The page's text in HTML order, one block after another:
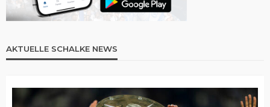
AKTUELLE SCHALKE NEWS